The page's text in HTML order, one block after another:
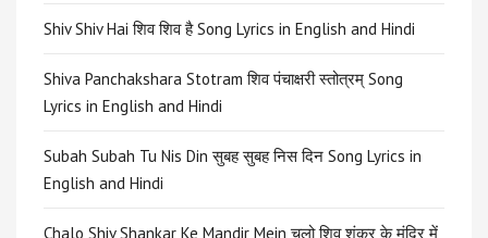
Shiv Shiv Hai शिव शिव है Song Lyrics in English and Hindi
Shiva Panchakshara Stotram शिव पंचाक्षरी स्तोत्रम् Song
Lyrics in English and Hindi
Subah Subah Tu Nis Din सुबह सुबह निस दिन Song Lyrics in
English and Hindi
Chalo Shiv Shankar Ke Mandir Mein चलो शिव शंकर के मंदिर में